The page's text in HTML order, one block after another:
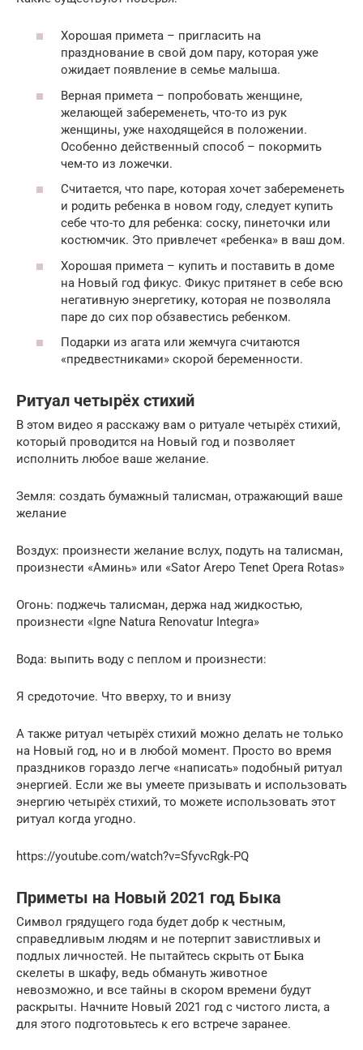
Хорошая примета – пригласить на
празднование в свой дом пару, которая уже
ожидает появление в семье малыша.
Верная примета – попробовать женщине,
желающей забеременеть, что-то из рук
женщины, уже находящейся в положении.
Особенно действенный способ – покормить
чем-то из ложечки.
Считается, что паре, которая хочет забеременеть
и родить ребенка в новом году, следует купить
себе что-то для ребенка: соску, пинеточки или
костюмчик. Это привлечет «ребенка» в ваш дом.
Хорошая примета – купить и поставить в доме
на Новый год фикус. Фикус притянет в себе всю
негативную энергетику, которая не позволяла
паре до сих пор обзавестись ребенком.
Подарки из агата или жемчуга считаются
«предвестниками» скорой беременности.
Ритуал четырёх стихий
В этом видео я расскажу вам о ритуале четырёх стихий,
который проводится на Новый год и позволяет
исполнить любое ваше желание.
Земля: создать бумажный талисман, отражающий ваше
желание
Воздух: произнести желание вслух, подуть на талисман,
произнести «Аминь» или «Sator Arepo Tenet Opera Rotas»
Огонь: поджечь талисман, держа над жидкостью,
произнести «Igne Natura Renovatur Integra»
Вода: выпить воду с пеплом и произнести:
Я средоточие. Что вверху, то и внизу
А также ритуал четырёх стихий можно делать не только
на Новый год, но и в любой момент. Просто во время
праздников гораздо легче «написать» подобный ритуал
энергией. Если же вы умеете призывать и использовать
энергию четырёх стихий, то можете использовать этот
ритуал когда угодно.
https://youtube.com/watch?v=SfyvcRgk-PQ
Приметы на Новый 2021 год Быка
Символ грядущего года будет добр к честным,
справедливым людям и не потерпит завистливых и
подлых личностей. Не пытайтесь скрыть от Быка
скелеты в шкафу, ведь обмануть животное
невозможно, и все тайны в скором времени будут
раскрыты. Начните Новый 2021 год с чистого листа, а
для этого подготовьтесь к его встрече заранее.